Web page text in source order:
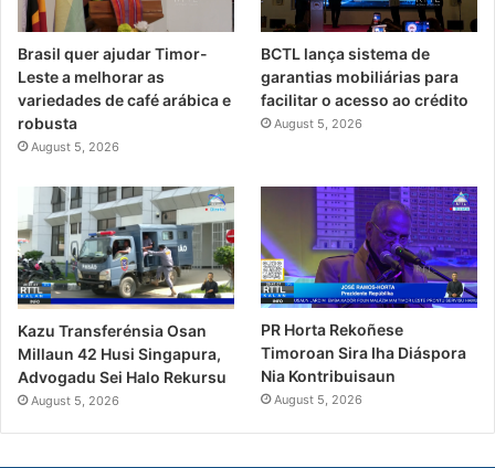
Brasil quer ajudar Timor-
Leste a melhorar as
variedades de café arábica e
robusta
August 5, 2026
BCTL lança sistema de
garantias mobiliárias para
facilitar o acesso ao crédito
August 5, 2026
Kazu Transferénsia Osan
Millaun 42 Husi Singapura,
Advogadu Sei Halo Rekursu
August 5, 2026
PR Horta Rekoñese
Timoroan Sira Iha Diáspora
Nia Kontribuisaun
August 5, 2026